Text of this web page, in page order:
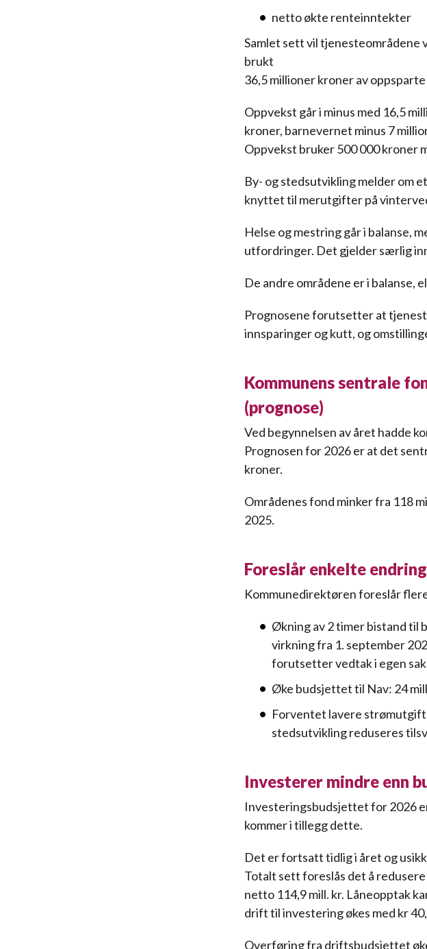
netto økte renteinntekter
Samlet sett vil tjenesteområdene
brukt
36,5 millioner kroner av
Oppvekst går i minus med 16,5
kroner, barnevernet minus 7
Oppvekst bruker 500 000 kroner
By- og stedsutvikling melder om
knyttet til merutgifter på
Helse og mestring går i balanse,
utfordringer. Det gjelder særlig
De andre områdene er i balanse,
Prognosene forutsetter at
innsparinger og kutt, og
Kommunens sentrale
(prognose)
Ved begynnelsen av året hadde
Prognosen for 2026 er at det
kroner.
Områdenes fond minker fra 118
2025.
Foreslår enkelte
Kommunedirektøren foreslår
Økning av 2 timer bistand til
virkning fra 1. september
forutsetter vedtak i egen
Øke budsjettet til Nav: 24
Forventet lavere
stedsutvikling reduseres
Investerer mindre enn
Investeringsbudsjettet for 2026
kommer i tillegg dette.
Det er fortsatt tidlig i året og
Totalt sett foreslås det å
netto 114,9 mill. kr. Låneopptak
drift til investering økes med kr
Overføring fra driftsbudsjettet